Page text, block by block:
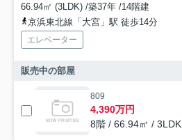
66.94㎡ (3LDK) /築37年 /14階建
京浜東北線「大宮」駅 徒歩14分
エレベーター
販売中の部屋
809
4,390万円
8階 / 66.94㎡ / 3LDK